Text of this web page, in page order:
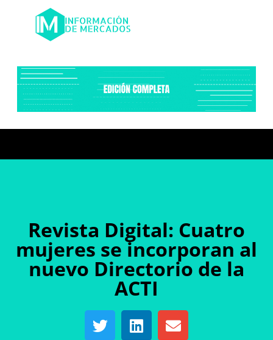
Revista Digital: Cuatro
mujeres se incorporan al
nuevo Directorio de la
ACTI